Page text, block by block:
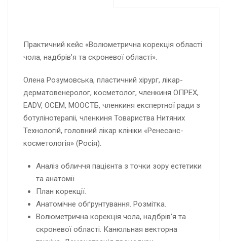
Практичний кейс «Волюметрична корекція області
чола, надбрів’я та скроневої області».
Олена Розумовська, пластичний хірург, лікар-
дерматовенеролог, косметолог, членкиня ОПРЕХ,
EADV, ОСЕМ, МООСТБ, членкиня експертної ради з
ботулінотерапіі, членкиня Товариства Нитяних
Технологій, головний лікар клініки «Ренесанс-
косметологія» (Росія).
Аналіз обличчя пацієнта з точки зору естетики
та анатомії.
План корекції.
Анатомічне обґрунтування. Розмітка.
Волюметрична корекція чола, надбрів’я та
скроневої області. Канюльная векторна